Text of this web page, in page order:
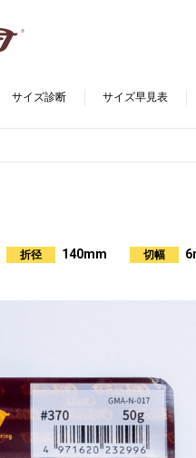
サイズ診断 サイズ早見表
折径 140mm 切幅